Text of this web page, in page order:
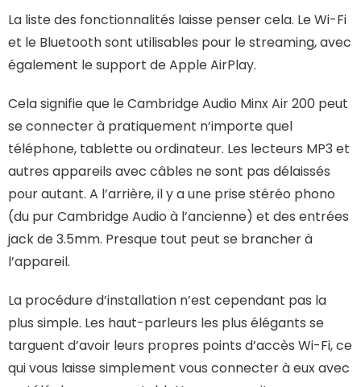
La liste des fonctionnalités laisse penser cela. Le Wi-Fi
et le Bluetooth sont utilisables pour le streaming, avec
également le support de Apple AirPlay.
Cela signifie que le Cambridge Audio Minx Air 200 peut
se connecter à pratiquement n’importe quel
téléphone, tablette ou ordinateur. Les lecteurs MP3 et
autres appareils avec câbles ne sont pas délaissés
pour autant. A l’arrière, il y a une prise stéréo phono
(du pur Cambridge Audio à l’ancienne) et des entrées
jack de 3.5mm. Presque tout peut se brancher à
l’appareil.
La procédure d’installation n’est cependant pas la
plus simple. Les haut-parleurs les plus élégants se
targuent d’avoir leurs propres points d’accès Wi-Fi, ce
qui vous laisse simplement vous connecter à eux avec